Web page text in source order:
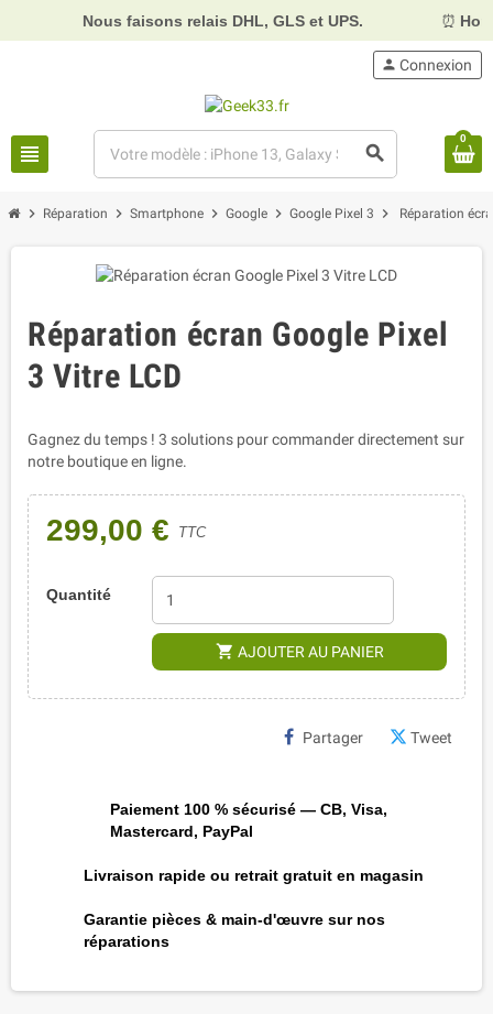
Nous faisons relais DHL, GLS et UPS. Horaires :
view_headline search
person Connexion
0
chevron_right Réparation chevron_right Smartphone chevron_right Google chevron_right Google Pixel 3 chevron_right Réparation
Réparation écran Google Pixel
3 Vitre LCD
Gagnez du temps ! 3 solutions pour commander directement sur
notre boutique en ligne.
299,00 € TTC
Quantité
shopping_cart AJOUTER AU PANIER
Partager Tweet
Paiement 100 % sécurisé — CB, Visa,
Mastercard, PayPal
Livraison rapide ou retrait gratuit en magasin
Garantie pièces & main-d'œuvre sur nos
réparations